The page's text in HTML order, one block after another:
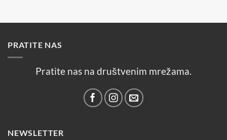
PRATITE NAS
Pratite nas na društvenim mrežama.
NEWSLETTER